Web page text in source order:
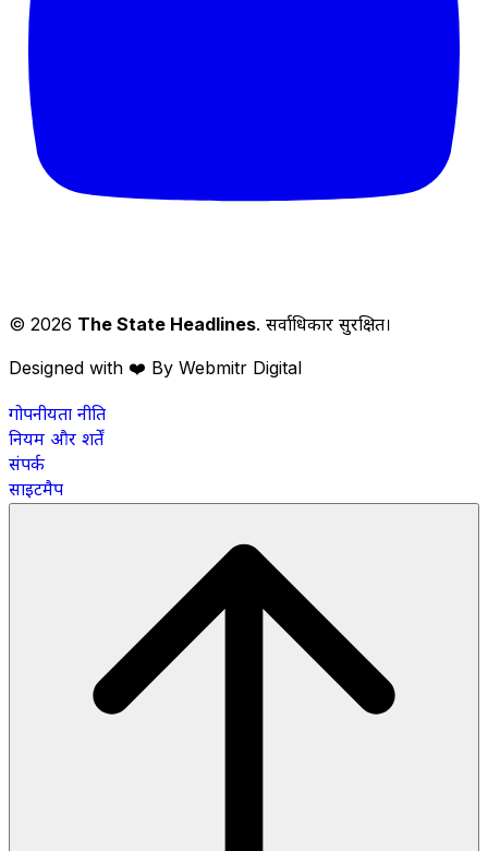
© 2026 The State Headlines. सर्वाधिकार सुरक्षित।
Designed with ❤️ By Webmitr Digital
गोपनीयता नीति
नियम और शर्तें
संपर्क
साइटमैप